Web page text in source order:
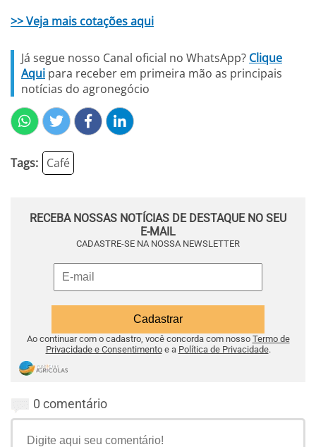
>> Veja mais cotações aqui
Já segue nosso Canal oficial no WhatsApp? Clique
Aqui para receber em primeira mão as principais
notícias do agronegócio
Tags: Café
RECEBA NOSSAS NOTÍCIAS DE DESTAQUE NO SEU
E-MAIL
CADASTRE-SE NA NOSSA NEWSLETTER
Ao continuar com o cadastro, você concorda com nosso Termo de
Privacidade e Consentimentoe a Política de Privacidade.
0 comentário